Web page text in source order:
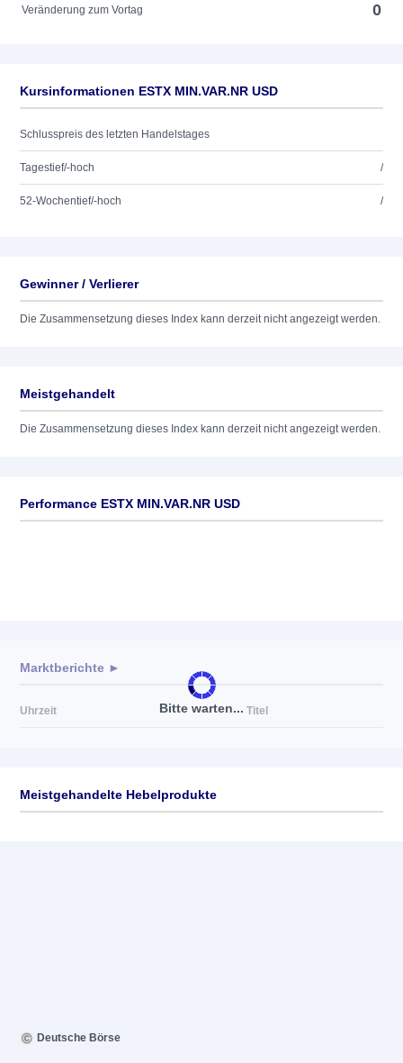
Veränderung zum Vortag 0
Kursinformationen ESTX MIN.VAR.NR USD
Schlusspreis des letzten Handelstages
Tagestief/-hoch /
52-Wochentief/-hoch /
Gewinner / Verlierer
Die Zusammensetzung dieses Index kann derzeit nicht angezeigt werden.
Meistgehandelt
Die Zusammensetzung dieses Index kann derzeit nicht angezeigt werden.
Performance ESTX MIN.VAR.NR USD
Bitte warten...
Marktberichte ►
Uhrzeit Titel
Meistgehandelte Hebelprodukte
Deutsche Börse